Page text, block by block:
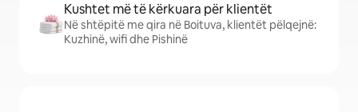
Kushtet më të kërkuara për klientët
Në shtëpitë me qira në Boituva, klientët pëlqejnë:
Kuzhinë, wifi dhe Pishinë